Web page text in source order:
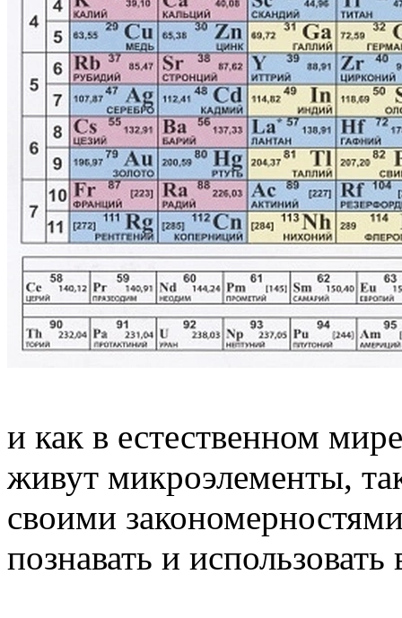
и как в естественном
живут микроэлементы,
своими
познавать и